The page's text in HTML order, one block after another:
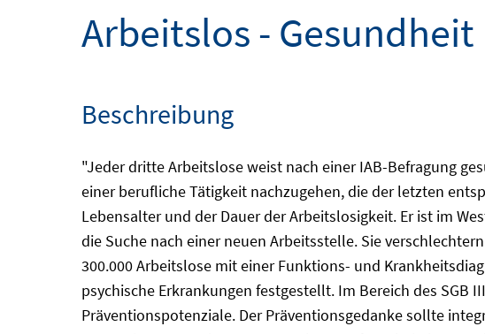
Arbeitslos -
Beschreibung
"Jeder dritte Arbeitslose weist nach einer IAB-Befragung
einer berufliche Tätigkeit nachzugehen, die der letzten
Lebensalter und der Dauer der Arbeitslosigkeit. Er ist im
die Suche nach einer neuen Arbeitsstelle. Sie
300.000 Arbeitslose mit einer Funktions- und
psychische Erkrankungen festgestellt. Im Bereich des
Präventionspotenziale. Der Präventionsgedanke sollte